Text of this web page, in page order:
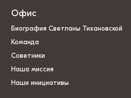
Офис
Биография Светланы Тихановской
Команда
Советники
Наша миссия
Наши инициативы